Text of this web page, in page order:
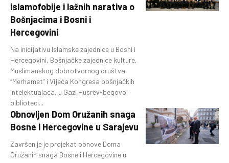
islamofobije i lažnih narativa o
Bošnjacima i Bosni i
Hercegovini
Na inicijativu Islamske zajednice u Bosni i
Hercegovini, Bošnjačke zajednice kulture,
Muslimanskog dobrotvornog društva
“Merhamet” i Vijeća Kongresa bošnjačkih
intelektualaca, u Gazi Husrev-begovoj
biblioteci...
Obnovljen Dom Oružanih snaga
Bosne i Hercegovine u Sarajevu
Završen je je projekat obnove Doma
Oružanih snaga Bosne i Hercegovine u